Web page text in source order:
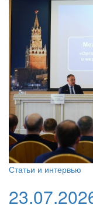
Статьи и интервью